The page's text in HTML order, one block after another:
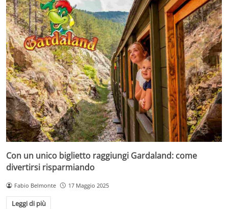
Con un unico biglietto raggiungi Gardaland: come
divertirsi risparmiando
Fabio Belmonte 17 Maggio 2025
Leggi di più